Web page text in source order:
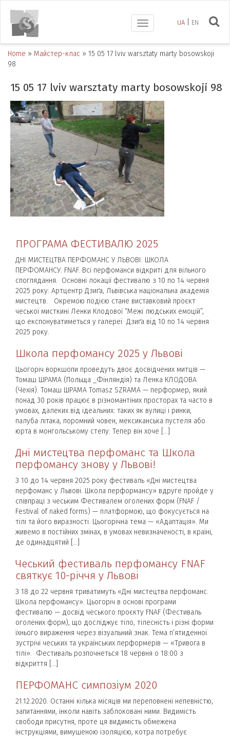
UA EN
Toggle
navigation
Home » Майстер-клас » 15 05 17 lviv warsztaty marty bosowskoji
98
15 05 17 lviv warsztaty marty bosowskoji 98
ПРОГРАМА ФЕСТИВАЛЮ 2025
ДНІ МИСТЕЦТВА ПЕРФОМАНС У ЛЬВОВІ. ШКОЛА
ПЕРФОМАНСУ. FNAF. Всі перфоманси відкриті для вільного
споглядання. Основні локації фестивалю з 10 по 14 червня
2025 року: Артцентр Дзиґа, Львівська національна академія
мистецтв. Окремою подією стане виставковий проєкт
чеської мисткині Ленки Клодової “Межі людських емоцій”,
що експонуватиметься у галереї Дзиґа від 10 по 14 червня
2025 року.
Школа перфомансу 2025 у Львові
Цьогоріч воркшопи проведуть двоє досвідчених митців —
Томаш ШРАМА (Польща _Фінляндія) та Ленка КЛОДОВА
(Чехія). Томаш ШРАМА Tomasz SZRAMA — перформер, який
понад 30 років працює в різномантіних просторах та часто в
умовах, далеких від ідеальних: таких як вулиці і ринки,
палуба літака, поромний човен, мексиканська пустеля або
юрта в монгольському степу. Тепер він хоче […]
Дні мистецтва перфоманс та Школа
перфомансу знову у Львові!
З 10 до 14 червня 2025 року фестиваль «Дні мистецтва
перфоманс у Львові. Школа перформансу» вдруге пройде у
співпраці з чеським Фестивалем оголених форм (FNAF /
Festival of naked forms) — платформою, що фокусується на
тілі та його виразності. Цьогорічна тема — «Адаптація». Ми
живемо в постійних змінах, в умовах невизначеності, в країні,
де одинадцятий […]
Чеський фестиваль перфомансу FNAF
святкує 10-річчя у Львові
З 18 до 22 червня триватимуть «Дні мистецтва перфоманс.
Школа перфомансу». Цьогоріч в основі програми
фестивалю — досвід чеського проєкту FNAF (Фестиваль
оголених форм), що досліджує тіло, тілесність і різні форми
їхнього вираження через візуальний знак. Тема п’ятиденної
зустрічі чеських та українських перформерів — «Тривога в
тілі». Фестиваль розпочнеться 18 червня о 18:00 з
відкриття […]
ПЕРФОМАНС симпозіум 2020
21.12.2020. Останні кілька місяців ми переповнені непевністю,
запитаннями, інколи навіть заблоковані ними. Видимість
свободи присутня, проте ця видимість обмежена
інструкціями, вимушеною ізоляцією, котра потребує